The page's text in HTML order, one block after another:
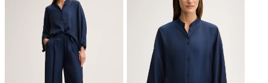
qualités : la soie